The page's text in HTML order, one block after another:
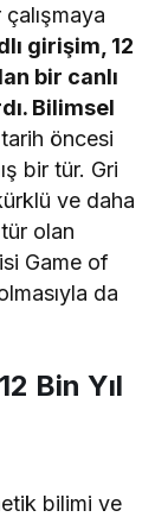
girişim, 12
bir canlı
Bilimsel
öncesi
bir tür. Gri
ve daha
tür olan
Game of
da
Bin Yıl
bilimi ve